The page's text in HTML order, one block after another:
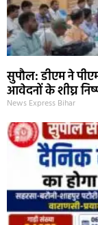
सुपौल: डीएम ने
आवेदनों के शीघ्र
News Express Bihar